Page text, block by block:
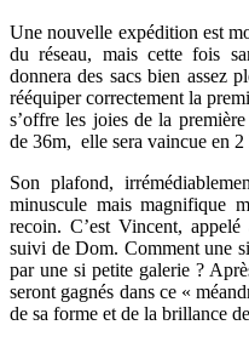
Une nouvelle expédition est
du réseau, mais cette fois
donnera des sacs bien assez
rééquiper correctement la
s’offre les joies de la
de 36m, elle sera vaincue en 2
Son plafond,
minuscule mais magnifique
recoin. C’est Vincent,
suivi de Dom. Comment une
par une si petite galerie ?
seront gagnés dans ce «
de sa forme et de la brillance